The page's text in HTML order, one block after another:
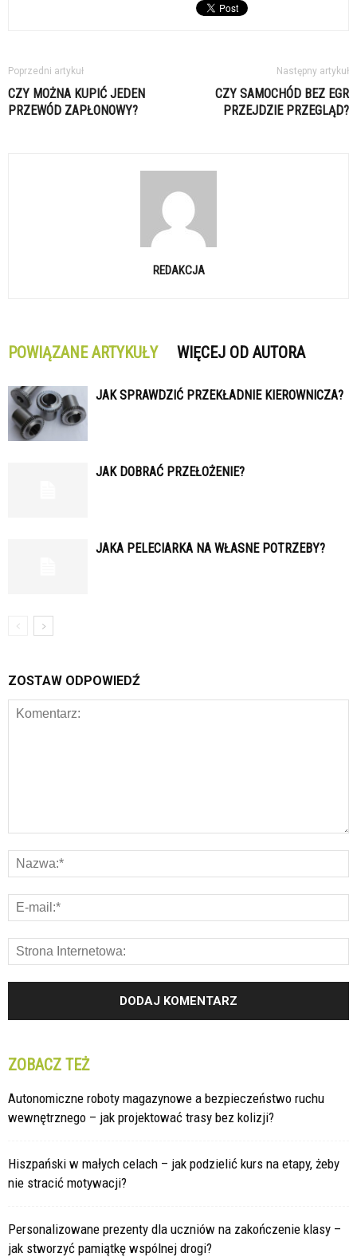
Poprzedni artykuł
CZY MOŻNA KUPIĆ JEDEN
PRZEWÓD ZAPŁONOWY?
Następny artykuł
CZY SAMOCHÓD BEZ EGR
PRZEJDZIE PRZEGLĄD?
REDAKCJA
POWIĄZANE ARTYKUŁY WIĘCEJ OD AUTORA
JAK SPRAWDZIĆ PRZEKŁADNIE KIEROWNICZA?
JAK DOBRAĆ PRZEŁOŻENIE?
JAKA PELECIARKA NA WŁASNE POTRZEBY?
ZOSTAW ODPOWIEDŹ
ZOBACZ TEŻ
Autonomiczne roboty magazynowe a bezpieczeństwo ruchu
wewnętrznego – jak projektować trasy bez kolizji?
Hiszpański w małych celach – jak podzielić kurs na etapy, żeby
nie stracić motywacji?
Personalizowane prezenty dla uczniów na zakończenie klasy –
jak stworzyć pamiątkę wspólnej drogi?